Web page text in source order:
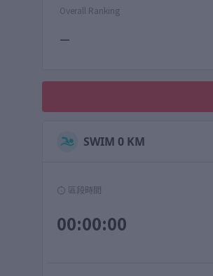
Overall Ranking
—
SWIM 0 KM
區段時間
00:00:00